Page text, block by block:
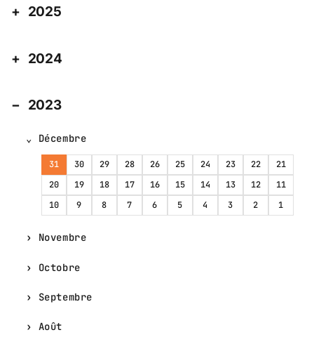
2025
2024
2023
Décembre
31 30 29 28 26 25 24 23 22
21
20
19 18 17 16 15 14 13 12
11
10
9 8 7 6 5 4 3 2 1
Novembre
Octobre
Septembre
Août